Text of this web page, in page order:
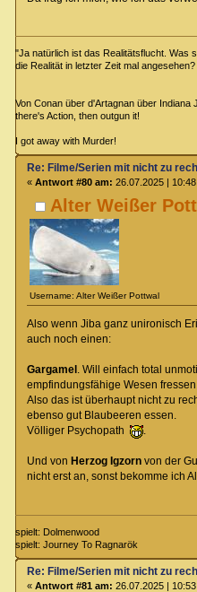
"Ja natürlich ist das Realitätsflucht. Was
die Realität in letzter Zeit mal
Von Conan über d'Artagnan über
there's Action, then outgun it!
I got away with Murder!
Alter Weißer
Username: Alter Weißer Pottwal
Re: Filme/Serien mit nicht zu
« Antwort #80 am: 26.07.2025 |
Also wenn Jiba ganz unironisch
auch noch einen:
Gargamel . Will einfach total
empfindungsfähige Wesen
Also das ist überhaupt nicht zu
ebenso gut Blaubeeren essen.
Völliger Psychopath
.
Und von Herzog Igzornvon der
nicht erst an, sonst bekomme ich
spielt: Dolmenwood
spielt: Journey To Ragnarök
Re: Filme/Serien mit nicht zu
« Antwort #81 am: 26.07.2025 |